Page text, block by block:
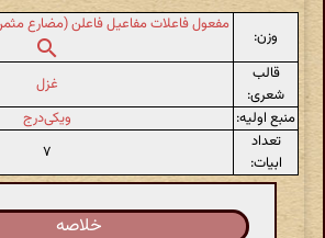
وزن:
مفعول فاعلات مفاعیل فاعلن (مضارع
قالب
شعری:
غزل
منبع اولیه:
ویکی‌درج
تعداد
ابیات:
۷
خلاصه